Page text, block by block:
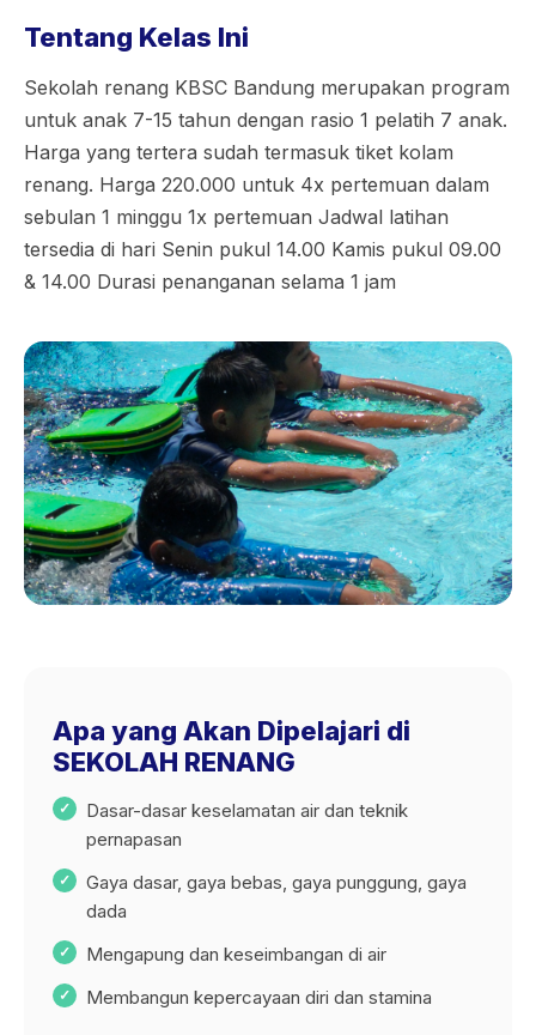
Tentang Kelas Ini
Sekolah renang KBSC Bandung merupakan program
untuk anak 7-15 tahun dengan rasio 1 pelatih 7 anak.
Harga yang tertera sudah termasuk tiket kolam
renang. Harga 220.000 untuk 4x pertemuan dalam
sebulan 1 minggu 1x pertemuan Jadwal latihan
tersedia di hari Senin pukul 14.00 Kamis pukul 09.00
& 14.00 Durasi penanganan selama 1 jam
Apa yang Akan Dipelajari di
SEKOLAH RENANG
Dasar-dasar keselamatan air dan teknik
pernapasan
Gaya dasar, gaya bebas, gaya punggung, gaya
dada
Mengapung dan keseimbangan di air
Membangun kepercayaan diri dan stamina